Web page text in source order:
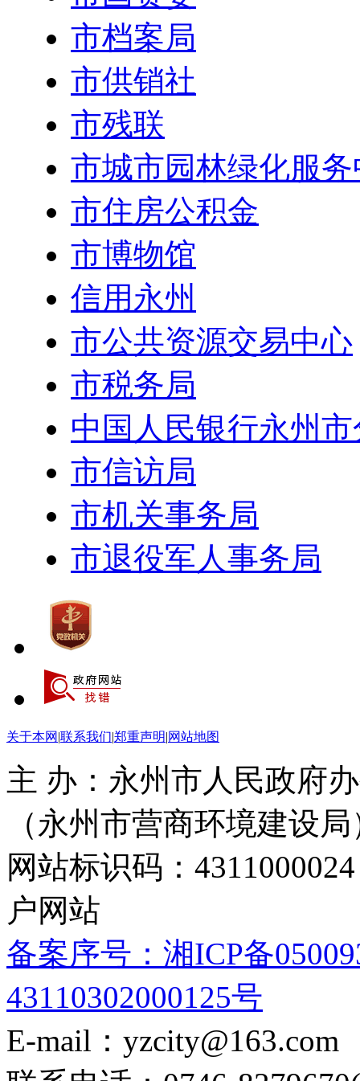
市档案局
市供销社
市残联
市城市园林绿化服
市住房公积金
市博物馆
信用永州
市公共资源交易中心
市税务局
中国人民银行永州
市信访局
市机关事务局
市退役军人事务局
关于本网 |联系我们|郑重声明|网站地图
主 办：永州市人民政府
（永州市营商环境建设局
网站标识码：
户网站
备案序号：湘ICP备
43110302000125号
E-mail：yzcity@163.com